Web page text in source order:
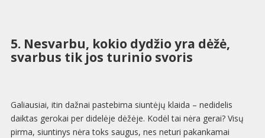
5. Nesvarbu, kokio dydžio yra dėžė,
svarbus tik jos turinio svoris
Galiausiai, itin dažnai pastebima siuntėjų klaida – nedidelis
daiktas gerokai per didelėje dėžėje. Kodėl tai nėra gerai? Visų
pirma, siuntinys nėra toks saugus, nes neturi pakankamai